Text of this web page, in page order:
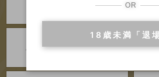
アラビアンナイト
OR
18歳未満「退場